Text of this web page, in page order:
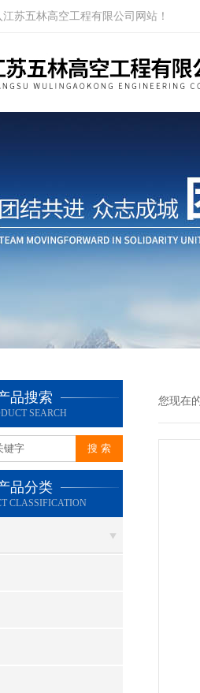
苏五林高空工程有限公司网站！
品搜索
SEARCH
品分类
CLASSIFICATION
您现在